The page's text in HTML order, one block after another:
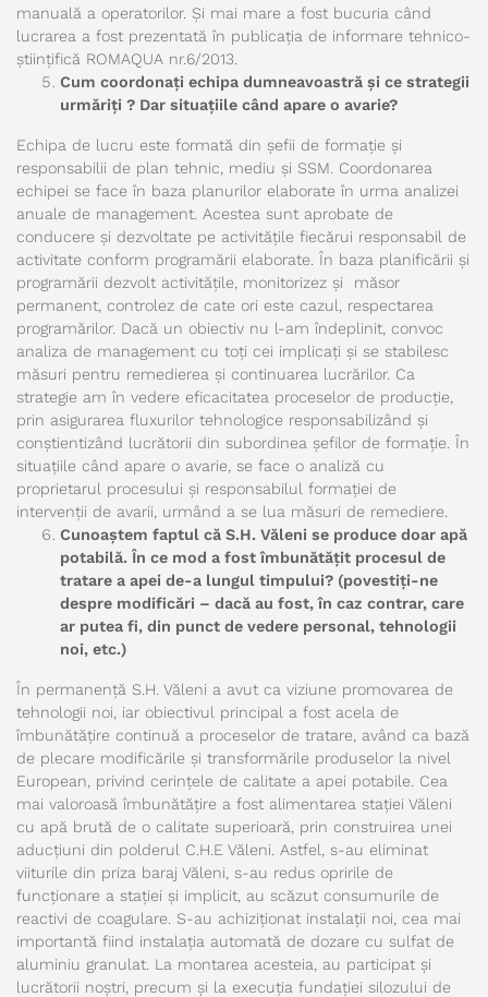
manuală a operatorilor. Și mai mare a fost bucuria când
lucrarea a fost prezentată în publicația de informare tehnico-
științifică ROMAQUA nr.6/2013.
Cum coordonați echipa dumneavoastră și ce strategii
urmăriți ? Dar situațiile când apare o avarie?
Echipa de lucru este formată din șefii de formație și
responsabilii de plan tehnic, mediu și SSM. Coordonarea
echipei se face în baza planurilor elaborate în urma analizei
anuale de management. Acestea sunt aprobate de
conducere și dezvoltate pe activitățile fiecărui responsabil de
activitate conform programării elaborate. În baza planificării și
programării dezvolt activitățile, monitorizez și măsor
permanent, controlez de cate ori este cazul, respectarea
programărilor. Dacă un obiectiv nu l-am îndeplinit, convoc
analiza de management cu toți cei implicați și se stabilesc
măsuri pentru remedierea și continuarea lucrărilor. Ca
strategie am în vedere eficacitatea proceselor de producție,
prin asigurarea fluxurilor tehnologice responsabilizând și
conștientizând lucrătorii din subordinea șefilor de formație. În
situațiile când apare o avarie, se face o analiză cu
proprietarul procesului și responsabilul formației de
intervenții de avarii, urmând a se lua măsuri de remediere.
Cunoaștem faptul că S.H. Văleni se produce doar apă
potabilă. În ce mod a fost îmbunătățit procesul de
tratare a apei de-a lungul timpului? (povestiți-ne
despre modificări – dacă au fost, în caz contrar, care
ar putea fi, din punct de vedere personal, tehnologii
noi, etc.)
În permanență S.H. Văleni a avut ca viziune promovarea de
tehnologii noi, iar obiectivul principal a fost acela de
îmbunătățire continuă a proceselor de tratare, având ca bază
de plecare modificările și transformările produselor la nivel
European, privind cerințele de calitate a apei potabile. Cea
mai valoroasă îmbunătățire a fost alimentarea stației Văleni
cu apă brută de o calitate superioară, prin construirea unei
aducțiuni din polderul C.H.E Văleni. Astfel, s-au eliminat
viiturile din priza baraj Văleni, s-au redus opririle de
funcționare a stației și implicit, au scăzut consumurile de
reactivi de coagulare. S-au achiziționat instalații noi, cea mai
importantă fiind instalația automată de dozare cu sulfat de
aluminiu granulat. La montarea acesteia, au participat și
lucrătorii noștri, precum și la execuția fundației silozului de